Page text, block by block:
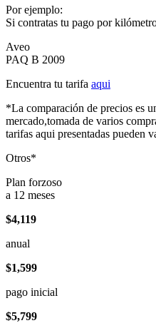
Por ejemplo:
Si contratas tu pago por
Aveo
PAQ B 2009
Encuentra tu tarifa aqui
*La comparación de precios es
mercado,tomada de varios
tarifas aqui presentadas pueden
Otros*
Plan forzoso
a 12 meses
$4,119
anual
$1,599
pago inicial
$5,799